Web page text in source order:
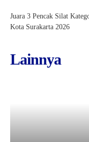
Juara 3 Pencak Silat
Kota Surakarta 2026
Lainnya